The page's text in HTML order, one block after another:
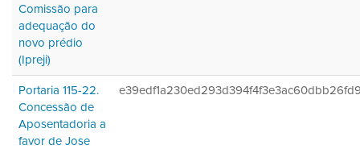
Comissão para
adequação do
novo prédio
(Ipreji)
Portaria 115-22.
Concessão de
Aposentadoria a
favor de Jose